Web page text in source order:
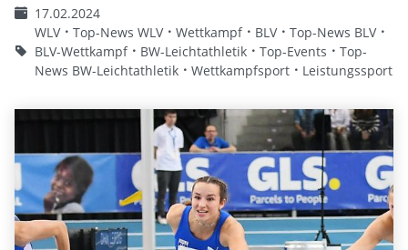
17.02.2024
WLV
Top-News WLV Wettkampf BLV
Top-News BLV
BLV-Wettkampf
BW-Leichtathletik Top-Events
Top-
News BW-Leichtathletik
Wettkampfsport Leistungssport